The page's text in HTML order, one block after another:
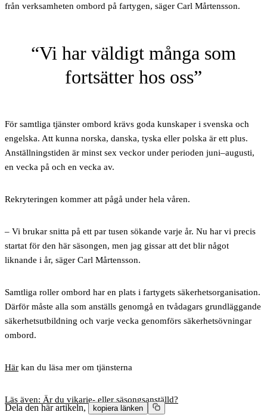
från verksamheten ombord på fartygen, säger Carl Mårtensson.
Vi har väldigt många som
fortsätter hos oss
För samtliga tjänster ombord krävs goda kunskaper i svenska och
engelska. Att kunna norska, danska, tyska eller polska är ett plus.
Anställningstiden är minst sex veckor under perioden juni–augusti,
en vecka på och en vecka av.
Rekryteringen kommer att pågå under hela våren.
– Vi brukar snitta på ett par tusen sökande varje år. Nu har vi precis
startat för den här säsongen, men jag gissar att det blir något
liknande i år, säger Carl Mårtensson.
Samtliga roller ombord har en plats i fartygets säkerhetsorganisation.
Därför måste alla som anställs genomgå en tvådagars grundläggande
säkerhetsutbildning och varje vecka genomförs säkerhetsövningar
ombord.
Här kan du läsa mer om tjänsterna
Läs även: Är du vikarie- eller säsongsanställd?
Dela den här artikeln, kopiera länken